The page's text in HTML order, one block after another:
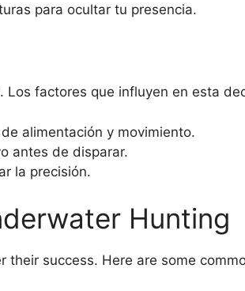
para ocultar tu presencia.
factores que influyen en esta
alimentación y movimiento.
antes de disparar.
la precisión.
Hunting
success. Here are some